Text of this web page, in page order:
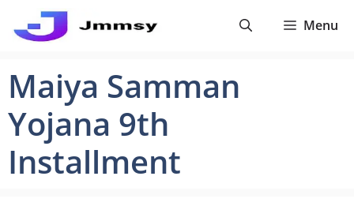
Menu
Maiya Samman
Yojana 9th
Installment